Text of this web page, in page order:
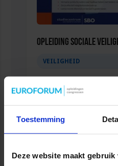
Toestemming
Deze website maakt gebruik
Opleiding Sociale
VEILIGHEID